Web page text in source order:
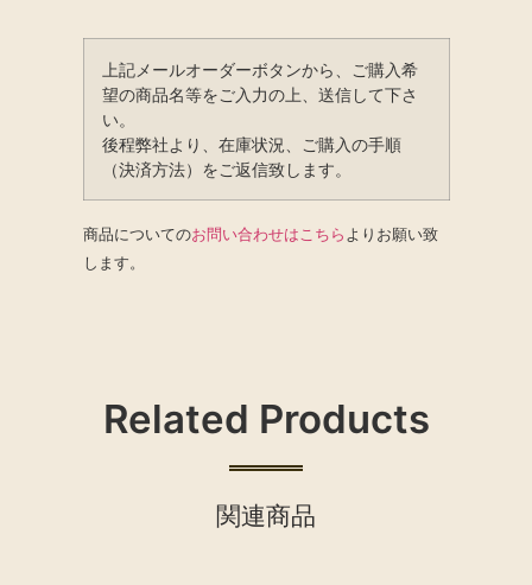
上記メールオーダーボタンから、ご購入希
望の商品名等をご入力の上、送信して下さ
い。
後程弊社より、在庫状況、ご購入の手順
（決済方法）をご返信致します。
商品についてのお問い合わせはこちら よりお願い致
します。
Related Products
関連商品